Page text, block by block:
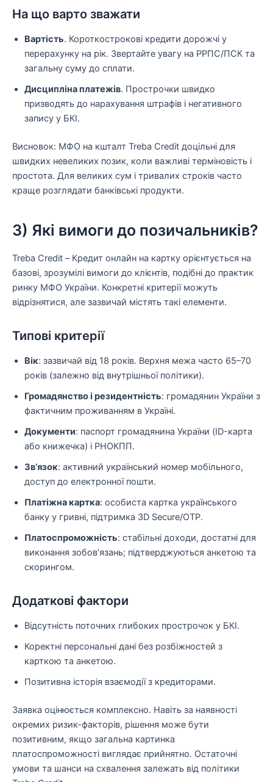
На що варто зважати
Вартість. Короткострокові кредити дорожчі у
перерахунку на рік. Звертайте увагу на РРПС/ПСК та
загальну суму до сплати.
Дисципліна платежів. Прострочки швидко
призводять до нарахування штрафів і негативного
запису у БКІ.
Висновок: МФО на кшталт Treba Credit доцільні для
швидких невеликих позик, коли важливі терміновість і
простота. Для великих сум і тривалих строків часто
краще розглядати банківські продукти.
3) Які вимоги до позичальників?
Treba Credit – Кредит онлайн на картку орієнтується на
базові, зрозумілі вимоги до клієнтів, подібні до практик
ринку МФО України. Конкретні критерії можуть
відрізнятися, але зазвичай містять такі елементи.
Типові критерії
Вік: зазвичай від 18 років. Верхня межа часто 65–70
років (залежно від внутрішньої політики).
Громадянство і резидентність: громадянин України з
фактичним проживанням в Україні.
Документи: паспорт громадянина України (ID-карта
або книжечка) і РНОКПП.
Зв’язок: активний український номер мобільного,
доступ до електронної пошти.
Платіжна картка: особиста картка українського
банку у гривні, підтримка 3D Secure/OTP.
Платоспроможність: стабільні доходи, достатні для
виконання зобов’язань; підтверджуються анкетою та
скорингом.
Додаткові фактори
Відсутність поточних глибоких прострочок у БКІ.
Коректні персональні дані без розбіжностей з
карткою та анкетою.
Позитивна історія взаємодії з кредиторами.
Заявка оцінюється комплексно. Навіть за наявності
окремих ризик-факторів, рішення може бути
позитивним, якщо загальна картинка
платоспроможності виглядає прийнятно. Остаточні
умови та шанси на схвалення залежать від політики